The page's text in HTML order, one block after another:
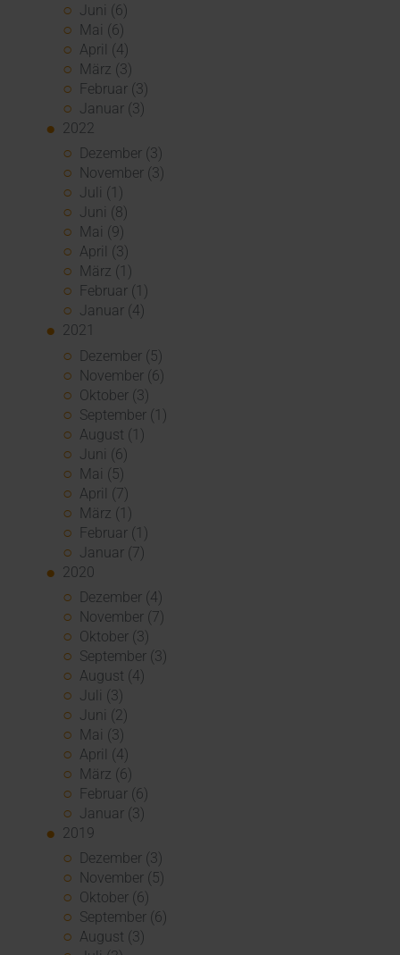
Juni (6)
Mai (6)
April (4)
März (3)
Februar (3)
Januar (3)
2022
Dezember (3)
November (3)
Juli (1)
Juni (8)
Mai (9)
April (3)
März (1)
Februar (1)
Januar (4)
2021
Dezember (5)
November (6)
Oktober (3)
September (1)
August (1)
Juni (6)
Mai (5)
April (7)
März (1)
Februar (1)
Januar (7)
2020
Dezember (4)
November (7)
Oktober (3)
September (3)
August (4)
Juli (3)
Juni (2)
Mai (3)
April (4)
März (6)
Februar (6)
Januar (3)
2019
Dezember (3)
November (5)
Oktober (6)
September (6)
August (3)